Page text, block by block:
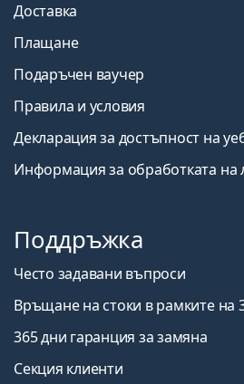
Доставка
Плащане
Подаръчен ваучер
Правила и условия
Декларация за достъпност на
Информация за обработката на
Поддръжка
Често задавани въпроси
Връщане на стоки в рамките на
365 дни гаранция за замяна
Секция клиенти